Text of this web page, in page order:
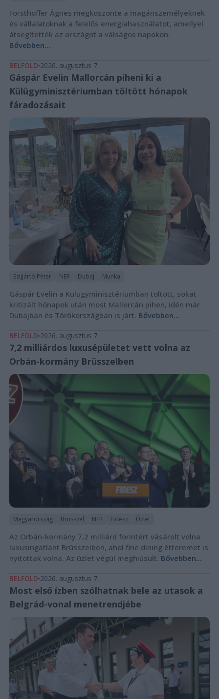
Forsthoffer Ágnes megköszönte a magánszemélyeknek
és vállalatoknak a felelős energiahasználatot, amellyel
átsegítették az országot a válságos napokon.
Bővebben...
BELFÖLD 2026. augusztus 7.
Gáspár Evelin Mallorcán piheni ki a
Külügyminisztériumban töltött hónapok
fáradozásait
Szijjártó Péter NER Dubaj Munka
Gáspár Evelin a Külügyminisztériumban töltött, sokat
kritizált hónapok után most Mallorcán pihen, idén már
Dubajban és Törökországban is járt. Bővebben...
BELFÖLD 2026. augusztus 7.
7,2 milliárdos luxusépületet vett volna az
Orbán-kormány Brüsszelben
Magyarország Brüsszel NER Fidesz Üzlet
Az Orbán-kormány 7,2 milliárd forintért vásárolt volna
luxusingatlant Brüsszelben, ahol fine dining étteremet is
nyitottak volna. Az üzlet végül meghiúsult. Bővebben...
BELFÖLD 2026. augusztus 7.
Most első ízben szólhatnak bele az utasok a
Belgrád-vonal menetrendjébe